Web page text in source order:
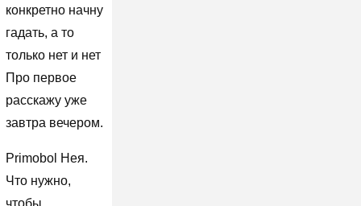
конкретно начну
гадать, а то
только нет и нет
Про первое
расскажу уже
завтра вечером.
Primobol Нея.
Что нужно,
чтобы